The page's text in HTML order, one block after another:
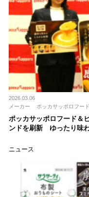
2026.03.06
メーカー
ポッカサッポロフー
ポッカサッポロフード＆
ンドを刷新 ゆったり味
ニュース